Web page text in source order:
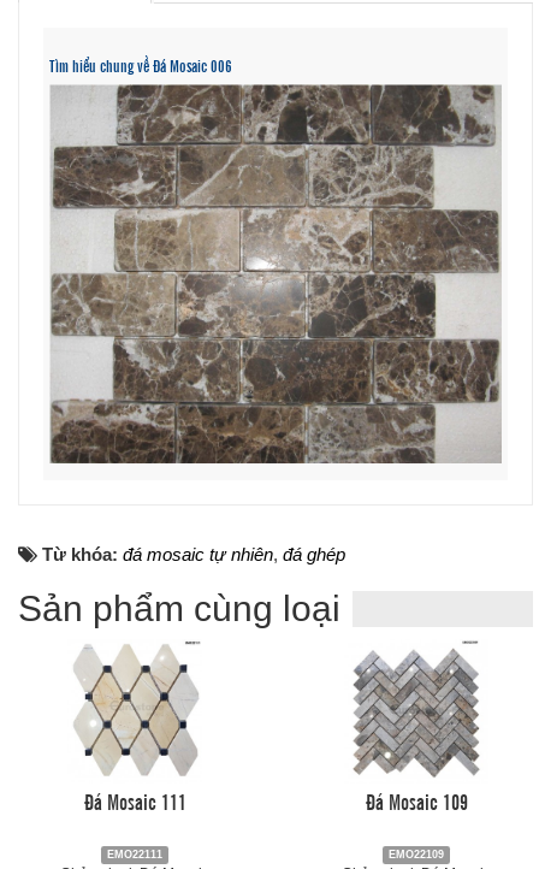
Tìm hiểu chung về Đá Mosaic 006
Từ khóa: đá mosaic tự nhiên, đá ghép
Sản phẩm cùng loại
Đá Mosaic 111
EMO22111
Đá Mosaic 109
EMO22109